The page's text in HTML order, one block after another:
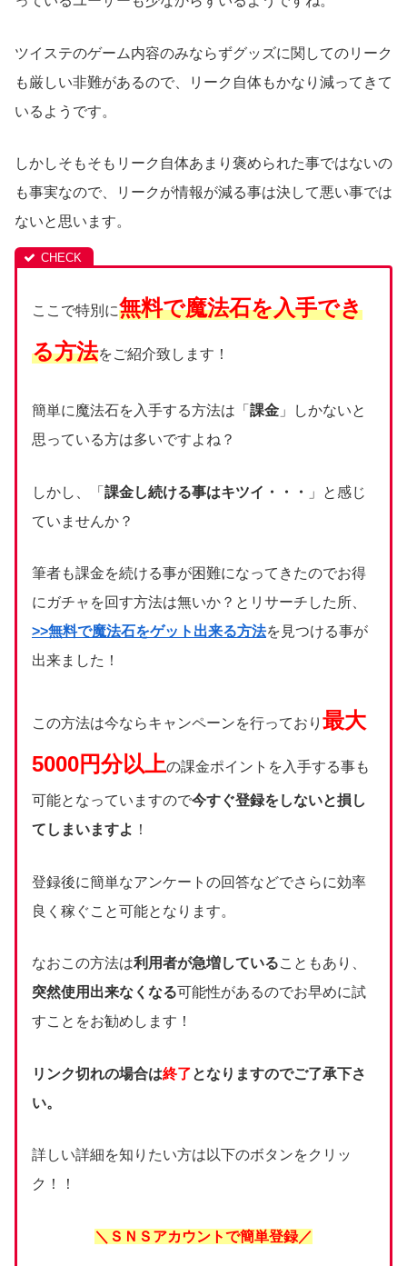
ツイステのゲーム内容のみならずグッズに関してのリーク
も厳しい非難があるので、リーク自体もかなり減ってきて
いるようです。
しかしそもそもリーク自体あまり褒められた事ではないの
も事実なので、リークが情報が減る事は決して悪い事では
ないと思います。
ここで特別に無料で魔法石を入手でき
る方法をご紹介致します！
簡単に魔法石を入手する方法は「 課金 」しかないと
思っている方は多いですよね？
しかし、「 課金し続ける事はキツイ・・・
」と感じ
ていませんか？
筆者も課金を続ける事が困難になってきたのでお得
にガチャを回す方法は無いか？とリサーチした所、
>>無料で魔法石をゲット出来る方法を見つける事が
出来ました！
この方法は今ならキャンペーンを行っており 最大
5000円分以上の課金ポイントを入手する事も
可能となっていますので今すぐ登録をしないと損し
てしまいますよ ！
登録後に簡単なアンケートの回答などでさらに効率
良く稼ぐこと可能となります。
なおこの方法は利用者が急増していることもあり、
突然使用出来なくなる可能性があるのでお早めに試
すことをお勧めします！
リンク切れの場合は終了となりますのでご了承下さ
い。
詳しい詳細を知りたい方は以下のボタンをクリッ
ク！！
＼ＳＮＳアカウントで簡単登録／